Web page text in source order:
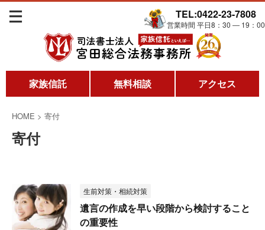
TEL:0422-23-7808
営業時間 平日8：30 ― 19：00
家族信託 無料相談 アクセス
HOME > 寄付
寄付
生前対策・相続対策
遺言の作成を早い段階から検討すること
の重要性